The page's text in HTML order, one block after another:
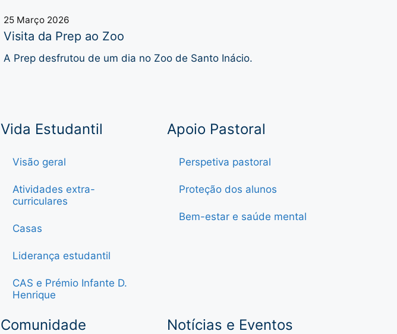
25 Março 2026
Visita da Prep ao Zoo
A Prep desfrutou de um dia no Zoo de Santo Inácio.
Vida Estudantil
Visão geral
Atividades extra-
curriculares
Casas
Liderança estudantil
CAS e Prémio Infante D.
Henrique
Apoio Pastoral
Perspetiva pastoral
Proteção dos alunos
Bem-estar e saúde mental
Comunidade Notícias e Eventos